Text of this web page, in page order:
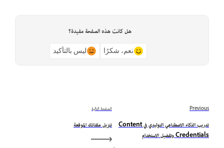
هل كانت هذه الصفحة مفيدة؟
نعم، شكرًا ليس بالتأكيد
Previous
تدريب الذكاء الاصطناعي التوليدي في Content
Credentials وتفضيل الاستخدام
الصفحة التالية
تنزيل ملفاتك الموقعة